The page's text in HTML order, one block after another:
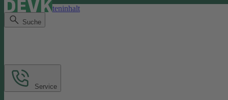
Direkt zum Seiteninhalt
Suche
Service